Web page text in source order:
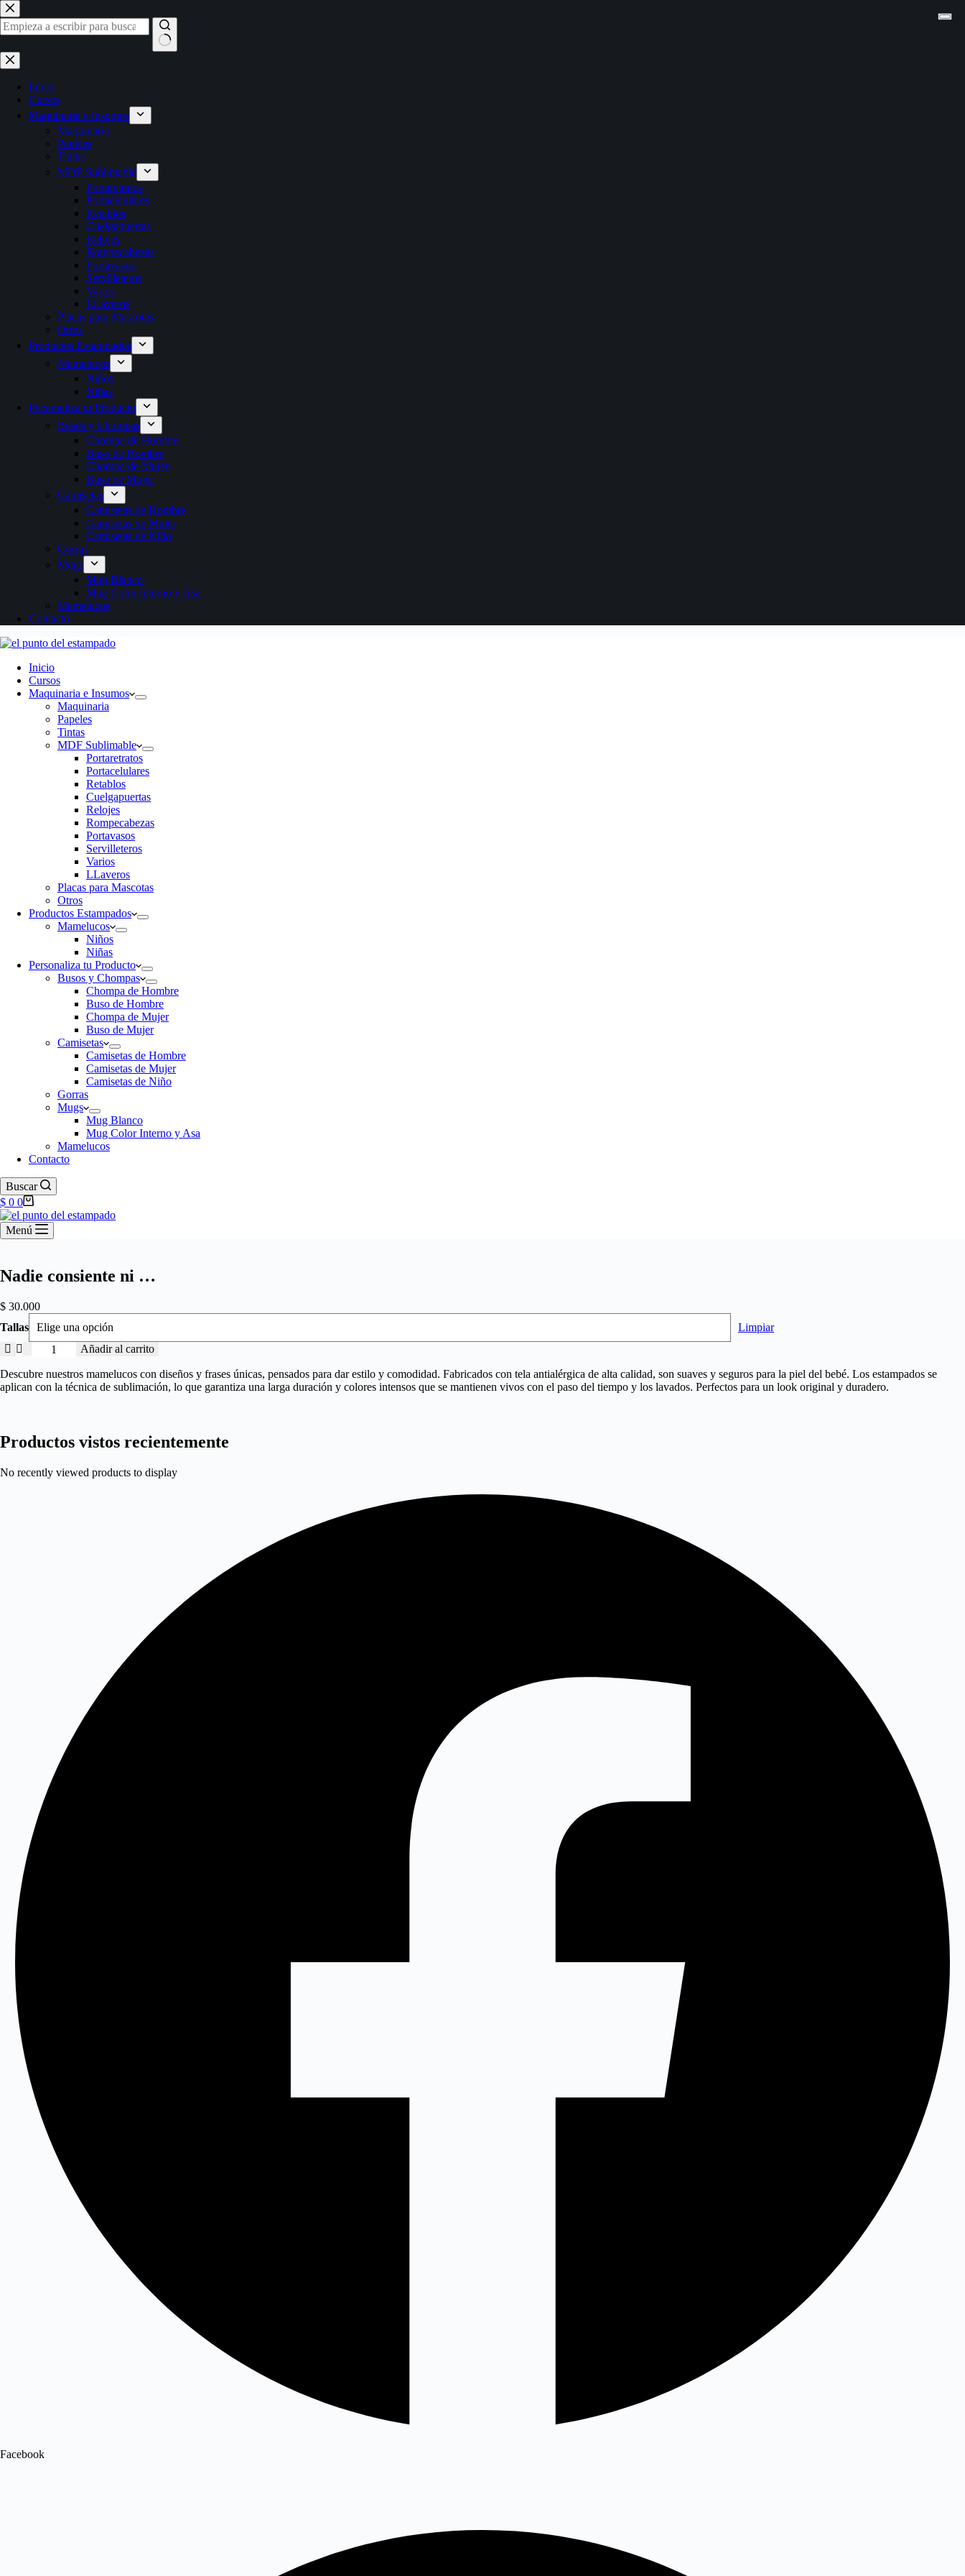
Saltar
al
contenido
Sin
resultados
Inicio
Cursos
Maquinaria e Insumos
Maquinaria
Papeles
Tintas
MDF Sublimable
Portaretratos
Portacelulares
Retablos
Cuelgapuertas
Relojes
Rompecabezas
Portavasos
Servilleteros
Varios
LLaveros
Placas para Mascotas
Otros
Productos Estampados
Mamelucos
Niños
Niñas
Personaliza tu Producto
Busos y Chompas
Chompa de Hombre
Buso de Hombre
Chompa de Mujer
Buso de Mujer
Camisetas
Camisetas de Hombre
Camisetas de Mujer
Camisetas de Niño
Gorras
Mugs
Mug Blanco
Mug Color Interno y Asa
Mamelucos
Contacto
Inicio
Cursos
Maquinaria e Insumos
Maquinaria
Papeles
Tintas
MDF Sublimable
Portaretratos
Portacelulares
Retablos
Cuelgapuertas
Relojes
Rompecabezas
Portavasos
Servilleteros
Varios
LLaveros
Placas para Mascotas
Otros
Productos Estampados
Mamelucos
Niños
Niñas
Personaliza tu Producto
Busos y Chompas
Chompa de Hombre
Buso de Hombre
Chompa de Mujer
Buso de Mujer
Camisetas
Camisetas de Hombre
Camisetas de Mujer
Camisetas de Niño
Gorras
Mugs
Mug Blanco
Mug Color Interno y Asa
Mamelucos
Contacto
Buscar
Carro
de
compra
$ 0 0
Menú
Nadie consiente ni …
$ 30.000
Tallas
Limpiar
Nadie
ni
...
Añadir al carrito
Descubre nuestros mamelucos con diseños y frases únicas, pensados para dar estilo y comodidad. Fabricados con tela antialérgica de alta calidad, son suaves y seguros para la piel del bebé. Los estampados se
aplican con la técnica de sublimación, lo que garantiza una larga duración y colores intensos que se mantienen vivos con el paso del tiempo y los lavados. Perfectos para un look original y duradero.
Productos vistos recientemente
No recently viewed products to display
Facebook